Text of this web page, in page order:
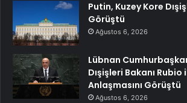
Putin, Kuzey Kore
Görüştü
Ağustos 6, 2026
Lübnan
Dışişleri Bakanı
Anlaşmasını Görüştü
Ağustos 6, 2026